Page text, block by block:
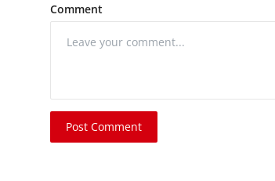
Comment
Post Comment